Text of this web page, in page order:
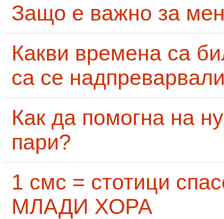
Защо е важно за
Какви времена са
са се
Как да помогна на
пари?
1 смс = стотици
МЛАДИ ХОРА